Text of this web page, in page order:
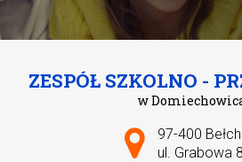
ZESPÓŁ SZKOLNO -
w
Adres
97-400
ul. Grabowa